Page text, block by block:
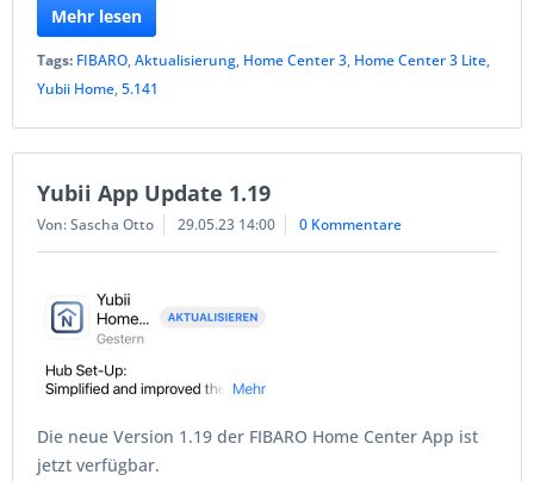
Mehr lesen
Tags: FIBARO,Aktualisierung, Home Center 3, Home Center 3 Lite,
Yubii Home,5.141
Yubii App Update 1.19
Von: Sascha Otto 29.05.23 14:00 0 Kommentare
Die neue Version 1.19 der FIBARO Home Center App ist
jetzt verfügbar.